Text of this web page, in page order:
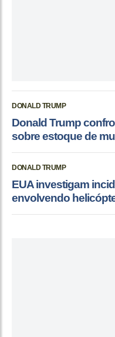
DONALD TRUMP
Donald Trump
sobre estoque de
DONALD TRUMP
EUA investigam
envolvendo